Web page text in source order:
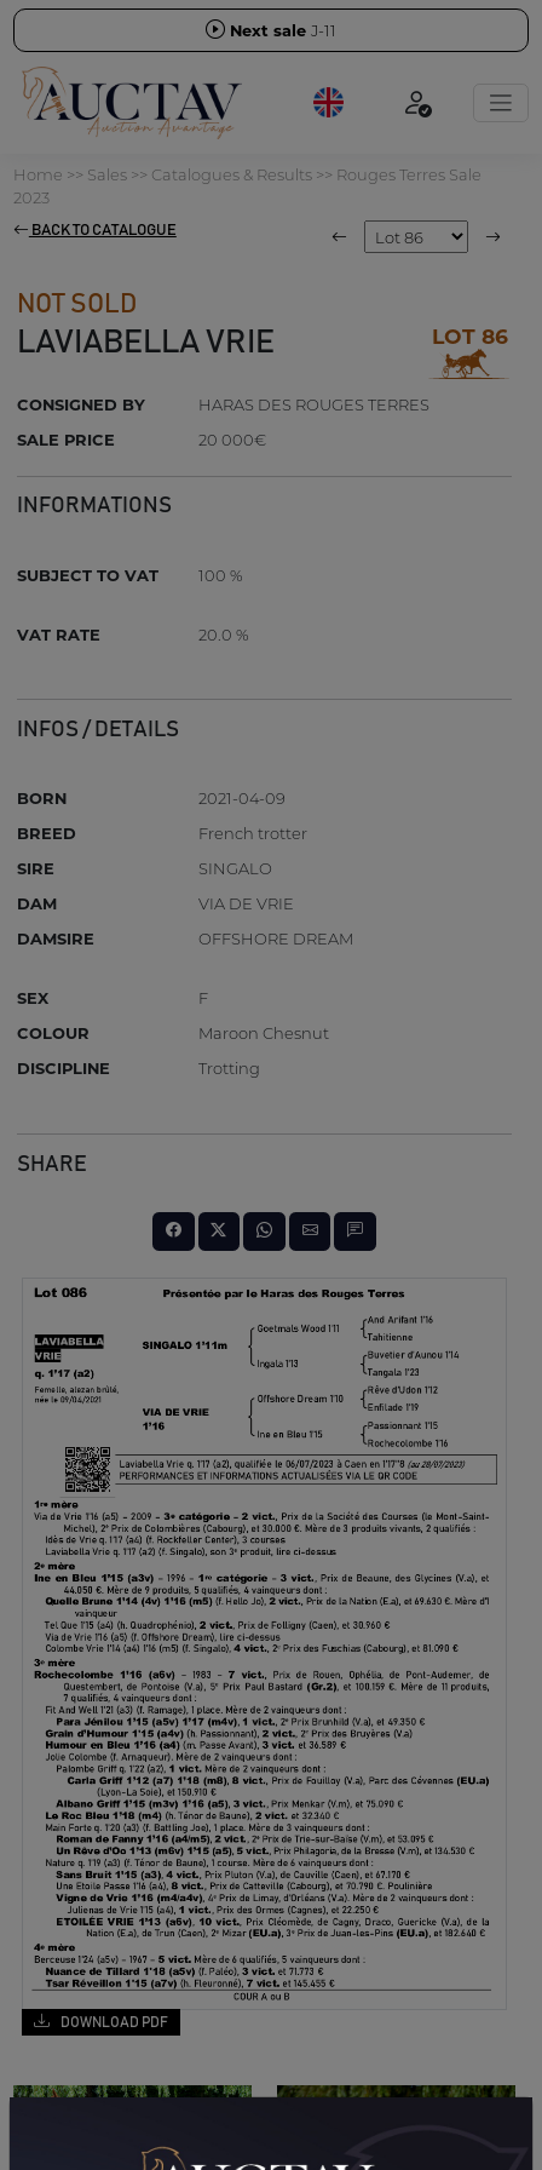
Next sale J-11
Home >> Sales>> Catalogues & Results>> Rouges Terres Sale
2023
BACK TO CATALOGUE
NOT SOLD
LAVIABELLA VRIE LOT 86
CONSIGNED BY
HARAS DES ROUGES TERRES
SALE PRICE
20 000€
INFORMATIONS
SUBJECT TO VAT 100 %
VAT RATE 20.0 %
INFOS / DETAILS
BORN
2021-04-09
BREED
French trotter
SIRE
SINGALO
DAM
VIA DE VRIE
DAMSIRE
OFFSHORE DREAM
SEX
F
COLOUR
Maroon Chesnut
DISCIPLINE
Trotting
SHARE
DOWNLOAD PDF